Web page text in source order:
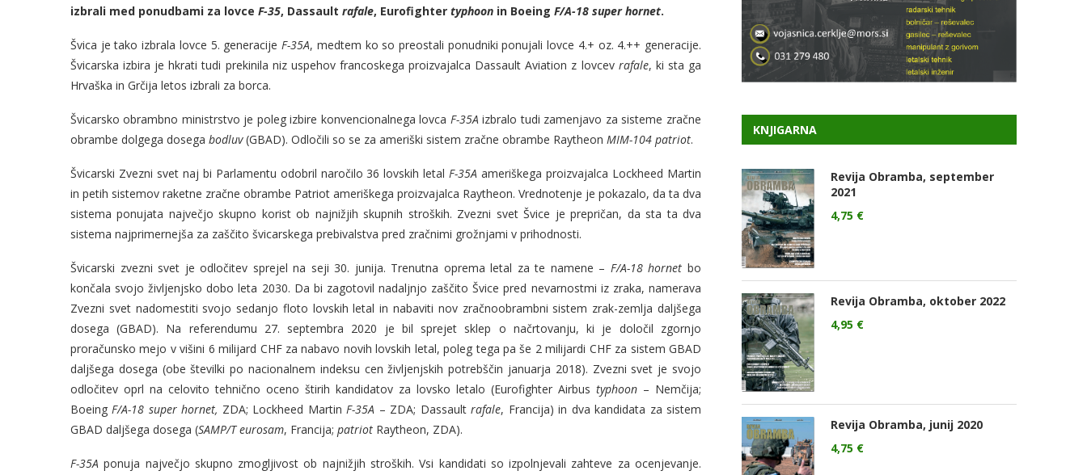
izbrali med ponudbami za lovce F-35, Dassault rafale, Eurofighter typhoon in Boeing F/A-18 super hornet.
Švica je tako izbrala lovce 5. generacijeF-35A, medtem ko so preostali ponudniki ponujali lovce 4.+ oz. 4.++ generacije.
Švicarska izbira je hkrati tudi prekinila niz uspehov francoskega proizvajalca Dassault Aviation z lovcev rafale, ki sta ga
Hrvaška in Grčija letos izbrali za borca.
Švicarsko obrambno ministrstvo je poleg izbire konvencionalnega lovca F-35A izbralo tudi zamenjavo za sisteme zračne
obrambe dolgega dosega bodluv(GBAD). Odločili so se za ameriški sistem zračne obrambe Raytheon MIM-104 patriot.
Švicarski Zvezni svet naj bi Parlamentu odobril naročilo 36 lovskih letalF-35A ameriškega proizvajalca Lockheed Martin
in petih sistemov raketne zračne obrambe Patriot ameriškega proizvajalca Raytheon. Vrednotenje je pokazalo, da ta dva
sistema ponujata največjo skupno korist ob najnižjih skupnih stroških. Zvezni svet Švice je prepričan, da sta ta dva
sistema najprimernejša za zaščito švicarskega prebivalstva pred zračnimi grožnjami v prihodnosti.
Švicarski zvezni svet je odločitev sprejel na seji 30. junija. Trenutna oprema letal za te namene – F/A-18 hornet bo
končala svojo življenjsko dobo leta 2030. Da bi zagotovil nadaljnjo zaščito Švice pred nevarnostmi iz zraka, namerava
Zvezni svet nadomestiti svojo sedanjo floto lovskih letal in nabaviti nov zračnoobrambni sistem zrak-zemlja daljšega
dosega (GBAD). Na referendumu 27. septembra 2020 je bil sprejet sklep o načrtovanju, ki je določil zgornjo
proračunsko mejo v višini 6 milijard CHF za nabavo novih lovskih letal, poleg tega pa še 2 milijardi CHF za sistem GBAD
daljšega dosega (obe številki po nacionalnem indeksu cen življenjskih potrebščin januarja 2018). Zvezni svet je svojo
odločitev oprl na celovito tehnično oceno štirih kandidatov za lovsko letalo (Eurofighter Airbus typhoon – Nemčija;
BoeingF/A-18 super hornet, ZDA; Lockheed MartinF-35A – ZDA; Dassaultrafale, Francija) in dva kandidata za sistem
GBAD daljšega dosega (SAMP/T eurosam, Francija; patriot Raytheon, ZDA).
F-35A ponuja največjo skupno zmogljivost ob najnižjih stroških. Vsi kandidati so izpolnjevali zahteve za ocenjevanje.
KNJIGARNA
Revija Obramba, september
2021
4,75 €
Revija Obramba, oktober 2022
4,95 €
Revija Obramba, junij 2020
4,75 €